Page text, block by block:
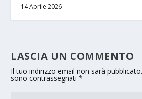
14 Aprile 2026
LASCIA UN COMMENTO
Il tuo indirizzo email non sarà pubblicato.
sono contrassegnati*